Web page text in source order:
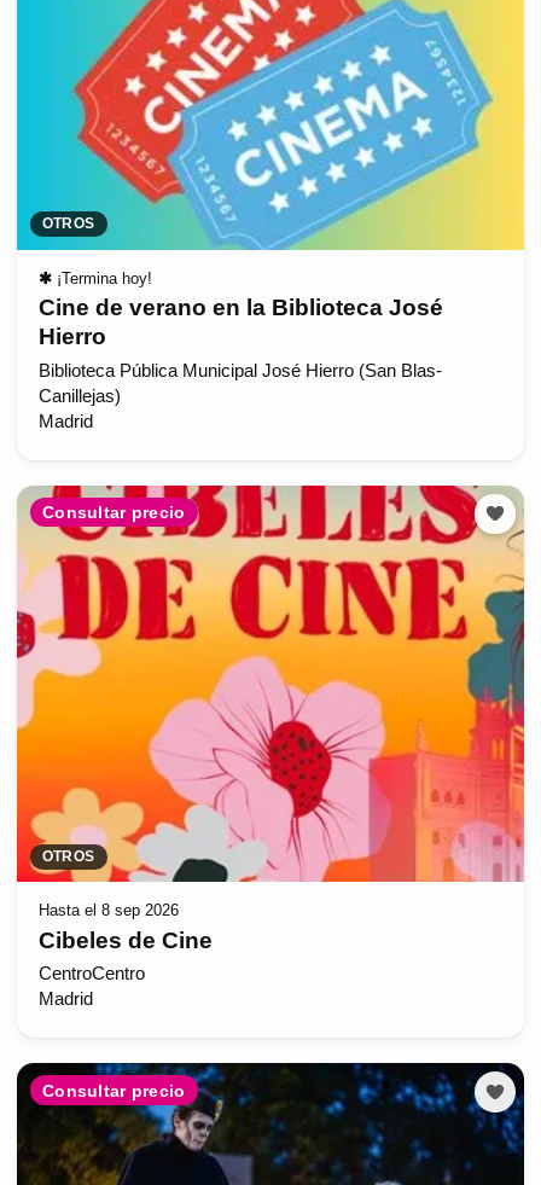
OTROS
✱ ¡Termina hoy!
Cine de verano en la Biblioteca José
Hierro
Biblioteca Pública Municipal José Hierro (San Blas-
Canillejas)
Madrid
Consultar precio
OTROS
Hasta el 8 sep 2026
Cibeles de Cine
CentroCentro
Madrid
Consultar precio